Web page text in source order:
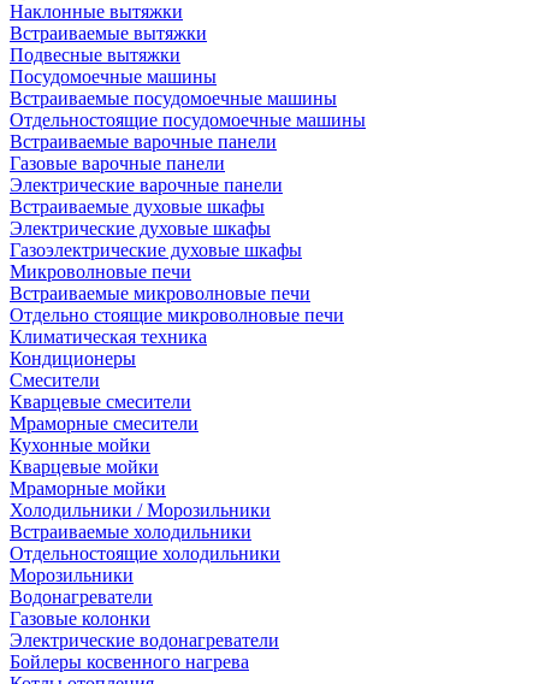
Наклонные вытяжки
Встраиваемые вытяжки
Подвесные вытяжки
Посудомоечные машины
Встраиваемые посудомоечные машины
Отдельностоящие посудомоечные машины
Встраиваемые варочные панели
Газовые варочные панели
Электрические варочные панели
Встраиваемые духовые шкафы
Электрические духовые шкафы
Газоэлектрические духовые шкафы
Микроволновые печи
Встраиваемые микроволновые печи
Отдельно стоящие микроволновые печи
Климатическая техника
Кондиционеры
Смесители
Кварцевые смесители
Мраморные смесители
Кухонные мойки
Кварцевые мойки
Мраморные мойки
Холодильники / Морозильники
Встраиваемые холодильники
Отдельностоящие холодильники
Морозильники
Водонагреватели
Газовые колонки
Электрические водонагреватели
Бойлеры косвенного нагрева